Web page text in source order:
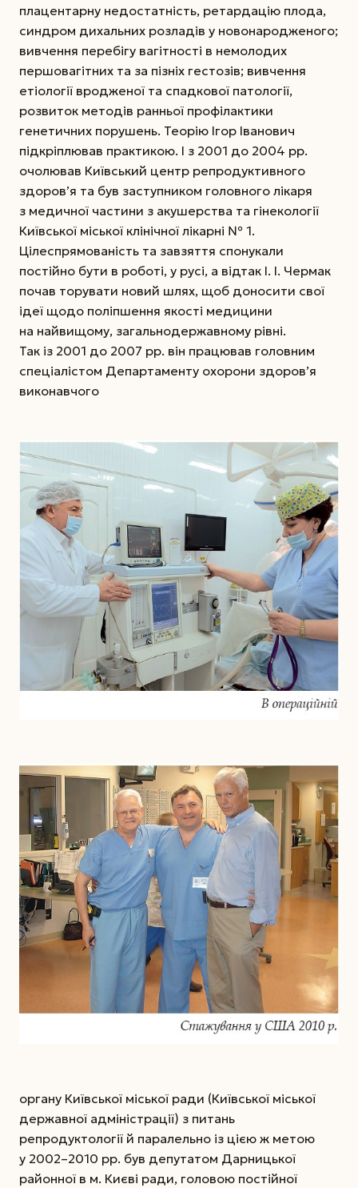
плацентарну недостатність, ретардацію плода,
синдром дихальних розладів у новонародженого;
вивчення перебігу вагітності в немолодих
першовагітних та за пізніх гестозів; вивчення
етіології вродженої та спадкової патології,
розвиток методів ранньої профілактики
генетичних порушень. Теорію Ігор Іванович
підкріплював практикою. І з 2001 до 2004 рр.
очолював Київський центр репродуктивного
здоров’я та був заступником головного лікаря
з медичної частини з акушерства та гінекології
Київської міської клінічної лікарні № 1.
Цілеспрямованість та завзяття спонукали
постійно бути в роботі, у русі, а відтак І. І. Чермак
почав торувати новий шлях, щоб доносити свої
ідеї щодо поліпшення якості медицини
на найвищому, загальнодержавному рівні.
Так із 2001 до 2007 рр. він працював головним
спеціалістом Департаменту охорони здоров’я
виконавчого
органу Київської міської ради (Київської міської
державної адміністрації) з питань
репродуктології й паралельно із цією ж метою
у 2002–2010 рр. був депутатом Дарницької
районної в м. Києві ради, головою постійної